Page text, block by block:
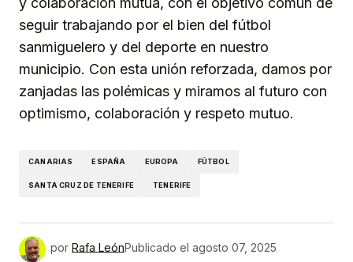
seguir trabajando por el bien del fútbol
sanmiguelero y del deporte en nuestro
municipio. Con esta unión reforzada, damos por
zanjadas las polémicas y miramos al futuro con
optimismo, colaboración y respeto mutuo.
CANARIAS ESPAÑA EUROPA FÚTBOL
SANTA CRUZ DE TENERIFE TENERIFE
por Rafa LeónPublicado el agosto 07, 2025